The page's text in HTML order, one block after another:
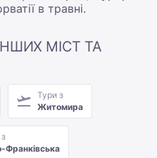
в травні.
МІСТ ТА
Тури з
Житомира
Франківська